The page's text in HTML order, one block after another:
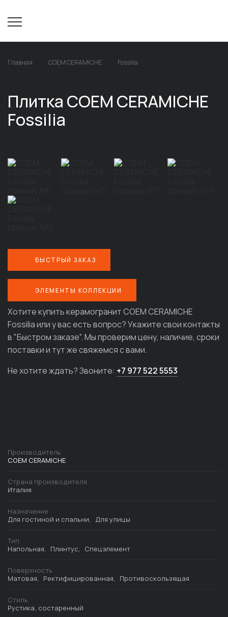
Главная COEM CERAMICHE Fossilia
Плитка COEM CERAMICHE
Fossilia
БЫСТРЫЙ ЗАКАЗ
ЭЛЕМЕНТЫ КОЛЛЕКЦИИ
Хотите купить керамогранит COEM CERAMICHE
Fossilia или у вас есть вопрос? Укажите свои контакты
в "Быстром заказе". Мы проверим цену, наличие, сроки
поставки и тут же свяжемся с вами.
Не хотите ждать? Звоните: +7 977 522 5553
Производитель
COEM CERAMICHE
Страна производителя
Италия
Назначение
Для гостиной и спальни
Для улицы
Тип
Напольная
Плинтус Спецэлемент
Поверхность
Матовая
Ректифицированная Противоскользящая
Стиль
Рустика, состаренный